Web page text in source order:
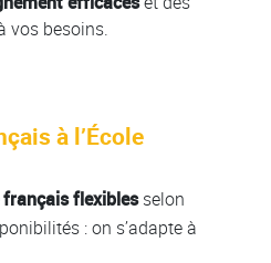
vos besoins.
à l’École
flexiblesselon
: on s’adapte à